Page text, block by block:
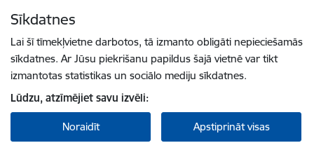
Sīkdatnes
Lai šī tīmekļvietne darbotos, tā izmanto obligāti nepieciešamās
sīkdatnes. Ar Jūsu piekrišanu papildus šajā vietnē var tikt
izmantotas statistikas un sociālo mediju sīkdatnes.
Lūdzu, atzīmējiet savu izvēli:
Noraidīt Apstiprināt visas